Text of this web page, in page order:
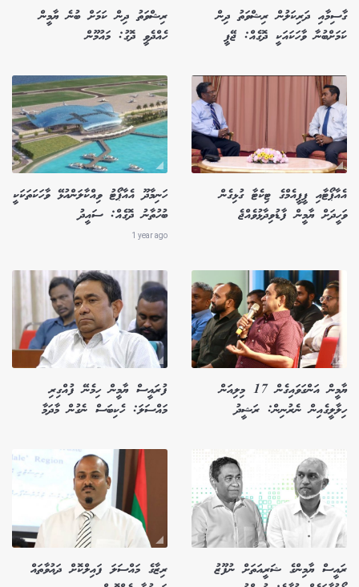
ގާސިމާއި ދަރިކަލުން ރިޝްވަތު ދިން
ކަމަށްބުނާ ވާހަކައަކީ ދޮގެއް: ޖޭޕީ
ރިޝްވަތު ދިން ކަމަށް ބުނެ ޔާމީން
ހެއްދެވީ ދޮގު: މައުމޫން
އެއާޕޯޓާއި ޕީޕީއެމްގެ ޓިކެޓާ ގުޅިގެން
ވަހީދަށް ޔާމީން ފާޑުވިދާޅުވެއްޖެ
ހަނިމާދޫ އެއާޕޯޓު ވިއްކާލަންއުޅޭ ވާހަކަތަކަކީ
ބުހުތާނު ދޮގެއް: ސައީދު
1 year ago
ޔާމީން އަންގަވައިގެން 17 މިލިއަން
ހިލާލީގެއިން ނެރުނިން: ރަޝީދު
ފުރައީސް ޔާމީން ހިމެނޭ ފުއްގިރި
މައްސަލަ: ހެކިބަސް ނެގުން މާދަމާ
ރައީސް ޔާމިންގެ ޝަރީއަތަށް ނުފޫޒު
ރިޒާގެ މައްސަލަ ފައިލްކޮށް ދައުވާތައް